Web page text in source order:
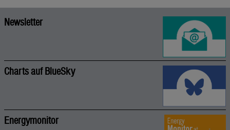
Newsletter
Charts auf BlueSky
Energymonitor